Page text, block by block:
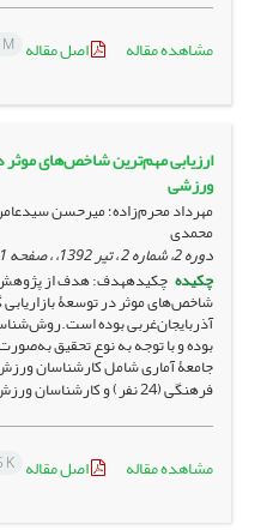
مشاهده مقاله اصل مقاله
ارزیابی مهم‌ترین شاخص‌های
ورزشی
مهرداد محرم‌زاده؛ میرحسن
محمدی
دوره 2، شماره 2 ، تیر 1392، ، صفحه
چکیده چکیدههدف: هدف از پژوهش
شاخص‌های موثر در توسعۀ
آذربایجان‌غربی بوده
بوده و با توجه به نوع تحقیق
جامعۀ آماری شامل کارشناسان
فرهنگی (24 نفر) و کارشناسان ورزش ادارۀ ورزش و جوانان ...
مشاهده مقاله اصل مقاله K